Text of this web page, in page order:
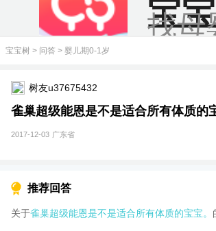
宝
找母
宝宝树 > 问答 > 婴儿期0-1岁
树友u37675432
雀巢超级能恩是不是适合所有体质的
2017-12-03 广东省
推荐回答
关于雀巢超级能恩是不是适合所有体质的宝宝。